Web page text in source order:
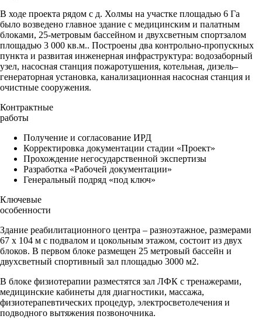
В ходе проекта рядом с д. Холмы на участке площадью 6 Га
было возведено главное здание с медицинским и палатным
блоками, 25-метровым бассейном и двухсветным спортзалом
площадью 3 000 кв.м.. Построены два контрольно-пропускных
пункта и развитая инженерная инфраструктура: водозаборный
узел, насосная станция пожаротушения, котельная, дизель–
генераторная установка, канализационная насосная станция и
очистные сооружения.
Контрактные
работы
Получение и согласование ИРД
Корректировка документации стадии «Проект»
Прохождение негосударственной экспертизы
Разработка «Рабочей документации»
Генеральный подряд «под ключ»
Ключевые
особенности
Здание реабилитационного центра – разноэтажное, размерами
67 х 104 м с подвалом и цокольным этажом, состоит из двух
блоков. В первом блоке размещен 25 метровый бассейн и
двухсветный спортивный зал площадью 3000 м2.
В блоке физиотерапии разместятся зал ЛФК с тренажерами,
медицинские кабинеты для диагностики, массажа,
физиотерапевтических процедур, электросветолечения и
подводного вытяжения позвоночника.